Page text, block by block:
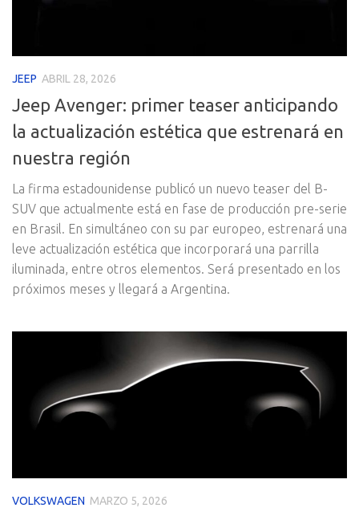
JEEP ABRIL 28, 2026
Jeep Avenger: primer teaser anticipando
la actualización estética que estrenará en
nuestra región
La firma estadounidense publicó un nuevo teaser del B-
SUV que actualmente está en fase de producción pre-serie
en Brasil. En simultáneo con su par europeo, estrenará una
leve actualización estética que incorporará una parrilla
iluminada, entre otros elementos. Será presentado en los
próximos meses y llegará a Argentina.
VOLKSWAGEN MARZO 5, 2026